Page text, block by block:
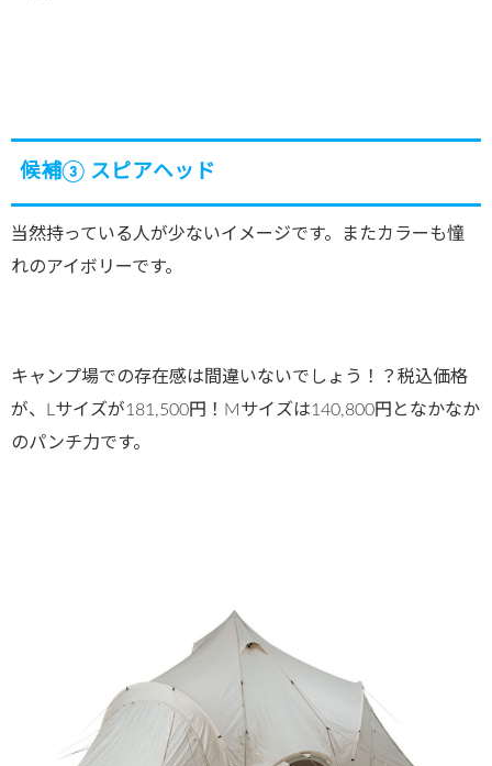
候補③ スピアヘッド
当然持っている人が少ないイメージです。またカラーも憧
れのアイボリーです。
キャンプ場での存在感は間違いないでしょう！？税込価格
が、Lサイズが181,500円！Mサイズは140,800円となかなか
のパンチ力です。